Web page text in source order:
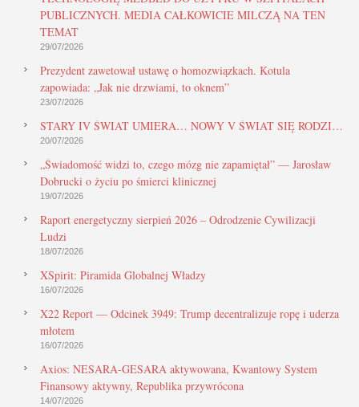
PUBLICZNYCH. MEDIA CAŁKOWICIE MILCZĄ NA TEN
TEMAT
29/07/2026
Prezydent zawetował ustawę o homozwiązkach. Kotula
zapowiada: „Jak nie drzwiami, to oknem”
23/07/2026
STARY IV ŚWIAT UMIERA… NOWY V ŚWIAT SIĘ RODZI…
20/07/2026
„Świadomość widzi to, czego mózg nie zapamiętał” — Jarosław
Dobrucki o życiu po śmierci klinicznej
19/07/2026
Raport energetyczny sierpień 2026 – Odrodzenie Cywilizacji
Ludzi
18/07/2026
XSpirit: Piramida Globalnej Władzy
16/07/2026
X22 Report — Odcinek 3949: Trump decentralizuje ropę i uderza
młotem
16/07/2026
Axios: NESARA-GESARA aktywowana, Kwantowy System
Finansowy aktywny, Republika przywrócona
14/07/2026